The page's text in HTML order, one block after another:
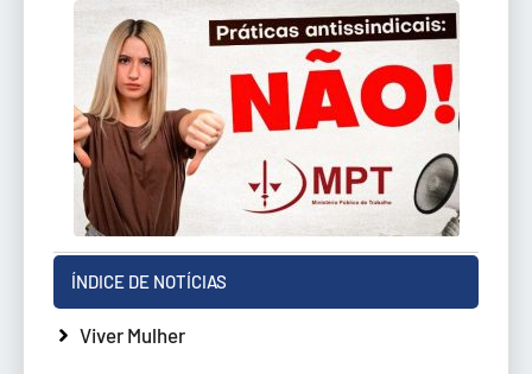
ÍNDICE DE NOTÍCIAS
Viver Mulher